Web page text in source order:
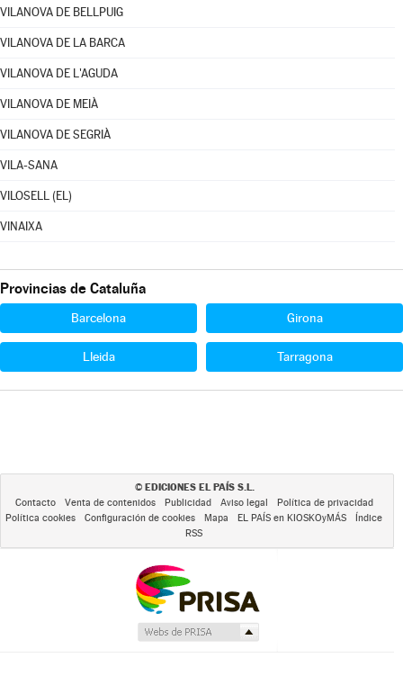
VILANOVA DE BELLPUIG
VILANOVA DE LA BARCA
VILANOVA DE L'AGUDA
VILANOVA DE MEIÀ
VILANOVA DE SEGRIÀ
VILA-SANA
VILOSELL (EL)
VINAIXA
Provincias de Cataluña
Barcelona Girona
Lleida Tarragona
© EDICIONES EL PAÍS S.L.
Contacto Venta de contenidos Publicidad Aviso legal
Política de privacidad
Política cookies
Configuración de cookies Mapa EL PAÍS en KIOSKOyMÁS
Índice
RSS